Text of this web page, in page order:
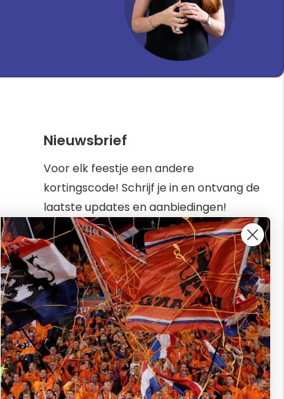
van
Nieuwsbrief
Voor elk feestje een andere
kortingscode! Schrijf je in en ontvang de
laatste updates en aanbiedingen!
Abonneer
op
onze
nieuwsbrief
Inschrijven